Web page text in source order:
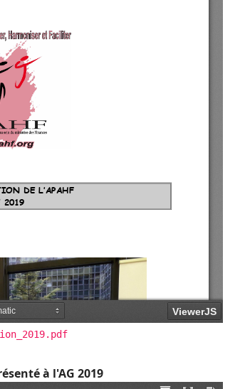
à l'AG 2019